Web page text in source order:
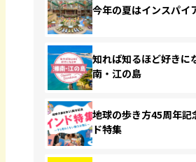
今年の夏はインスパイ
知れば知るほど好きに
南・江の島
地球の歩き方45周年記
ド特集